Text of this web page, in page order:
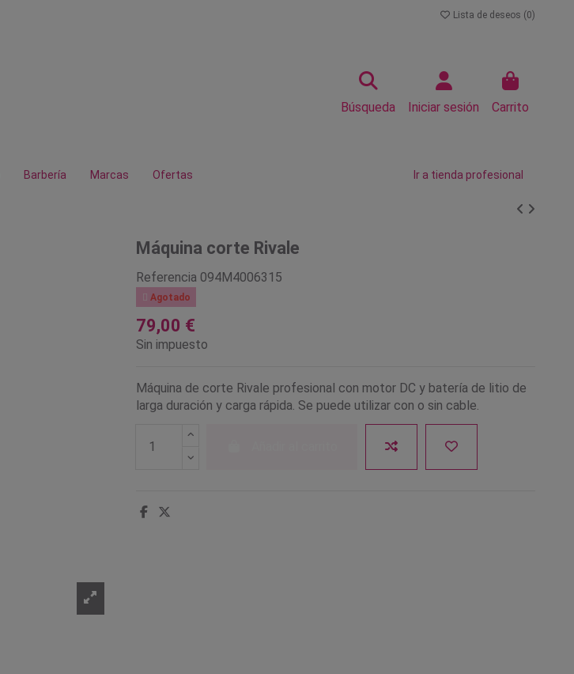
Lista de deseos (0)
Búsqueda Iniciar sesión Carrito
Barbería Marcas Ofertas Ir a tienda profesional
Máquina corte Rivale
Referencia 094M4006315
Agotado
79,00 €
Sin impuesto
Máquina de corte Rivale profesional con motor DC y batería de litio de
larga duración y carga rápida. Se puede utilizar con o sin cable.